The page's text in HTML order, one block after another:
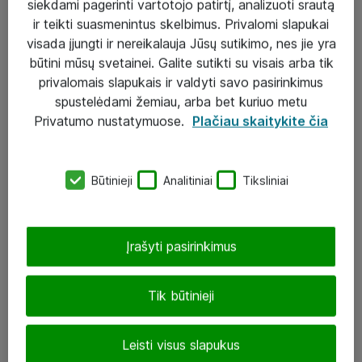
Sprendimai ir paslaugos
Paslaugos
Įgyvendinti projektai
J. Rutkausko g. 6, Vilnius
siekdami pagerinti vartotojo patirtį, analizuoti srautą
ir teikti suasmenintus skelbimus. Privalomi slapukai
visada įjungti ir nereikalauja Jūsų sutikimo, nes jie yra
būtini mūsų svetainei. Galite sutikti su visais arba tik
privalomais slapukais ir valdyti savo pasirinkimus
spustelėdami žemiau, arba bet kuriuo metu
Privatumo nustatymuose. Plačiau skaitykite čia
Būtinieji Analitiniai Tiksliniai
Tik būtinieji
Leisti visus slapukus
Įrašyti pasirinkimus